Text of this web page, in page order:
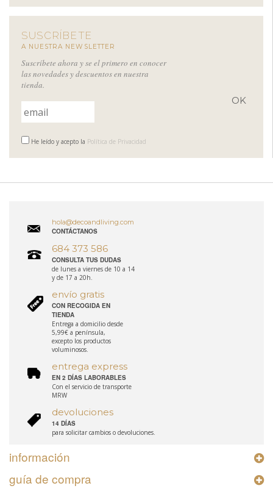
SUSCRÍBETE
A NUESTRA NEWSLETTER
Suscríbete ahora y se el primero en conocer
las novedades y descuentos en nuestra
tienda.
He leído y acepto la Política de Privacidad
hola@decoandliving.com
CONTÁCTANOS
684 373 586
CONSULTA TUS DUDAS
de lunes a viernes de 10 a 14
y de 17 a 20h.
envío gratis
CON RECOGIDA EN
TIENDA
Entrega a domicilio desde
5,99€ a península,
excepto los productos
voluminosos.
entrega express
EN 2 DÍAS LABORABLES
Con el servicio de transporte
MRW
devoluciones
14 DÍAS
para solicitar cambios o devoluciones.
información
guía de compra